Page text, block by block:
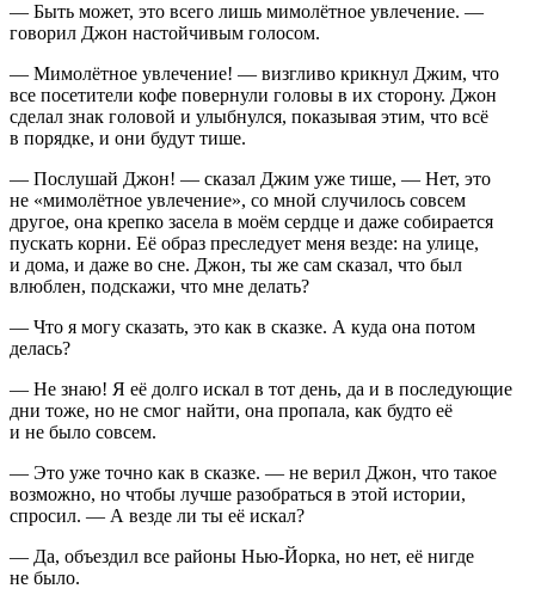
— Быть может, это всего лишь мимолётное увлечение. —
говорил Джон настойчивым голосом.
— Мимолётное увлечение! — визгливо крикнул Джим, что
все посетители кофе повернули головы в их сторону. Джон
сделал знак головой и улыбнулся, показывая этим, что всё
в порядке, и они будут тише.
— Послушай Джон! — сказал Джим уже тише, — Нет, это
не «мимолётное увлечение», со мной случилось совсем
другое, она крепко засела в моём сердце и даже собирается
пускать корни. Её образ преследует меня везде: на улице,
и дома, и даже во сне. Джон, ты же сам сказал, что был
влюблен, подскажи, что мне делать?
— Что я могу сказать, это как в сказке. А куда она потом
делась?
— Не знаю! Я её долго искал в тот день, да и в последующие
дни тоже, но не смог найти, она пропала, как будто её
и не было совсем.
— Это уже точно как в сказке. — не верил Джон, что такое
возможно, но чтобы лучше разобраться в этой истории,
спросил. — А везде ли ты её искал?
— Да, объездил все районы Нью-Йорка, но нет, её нигде
не было.